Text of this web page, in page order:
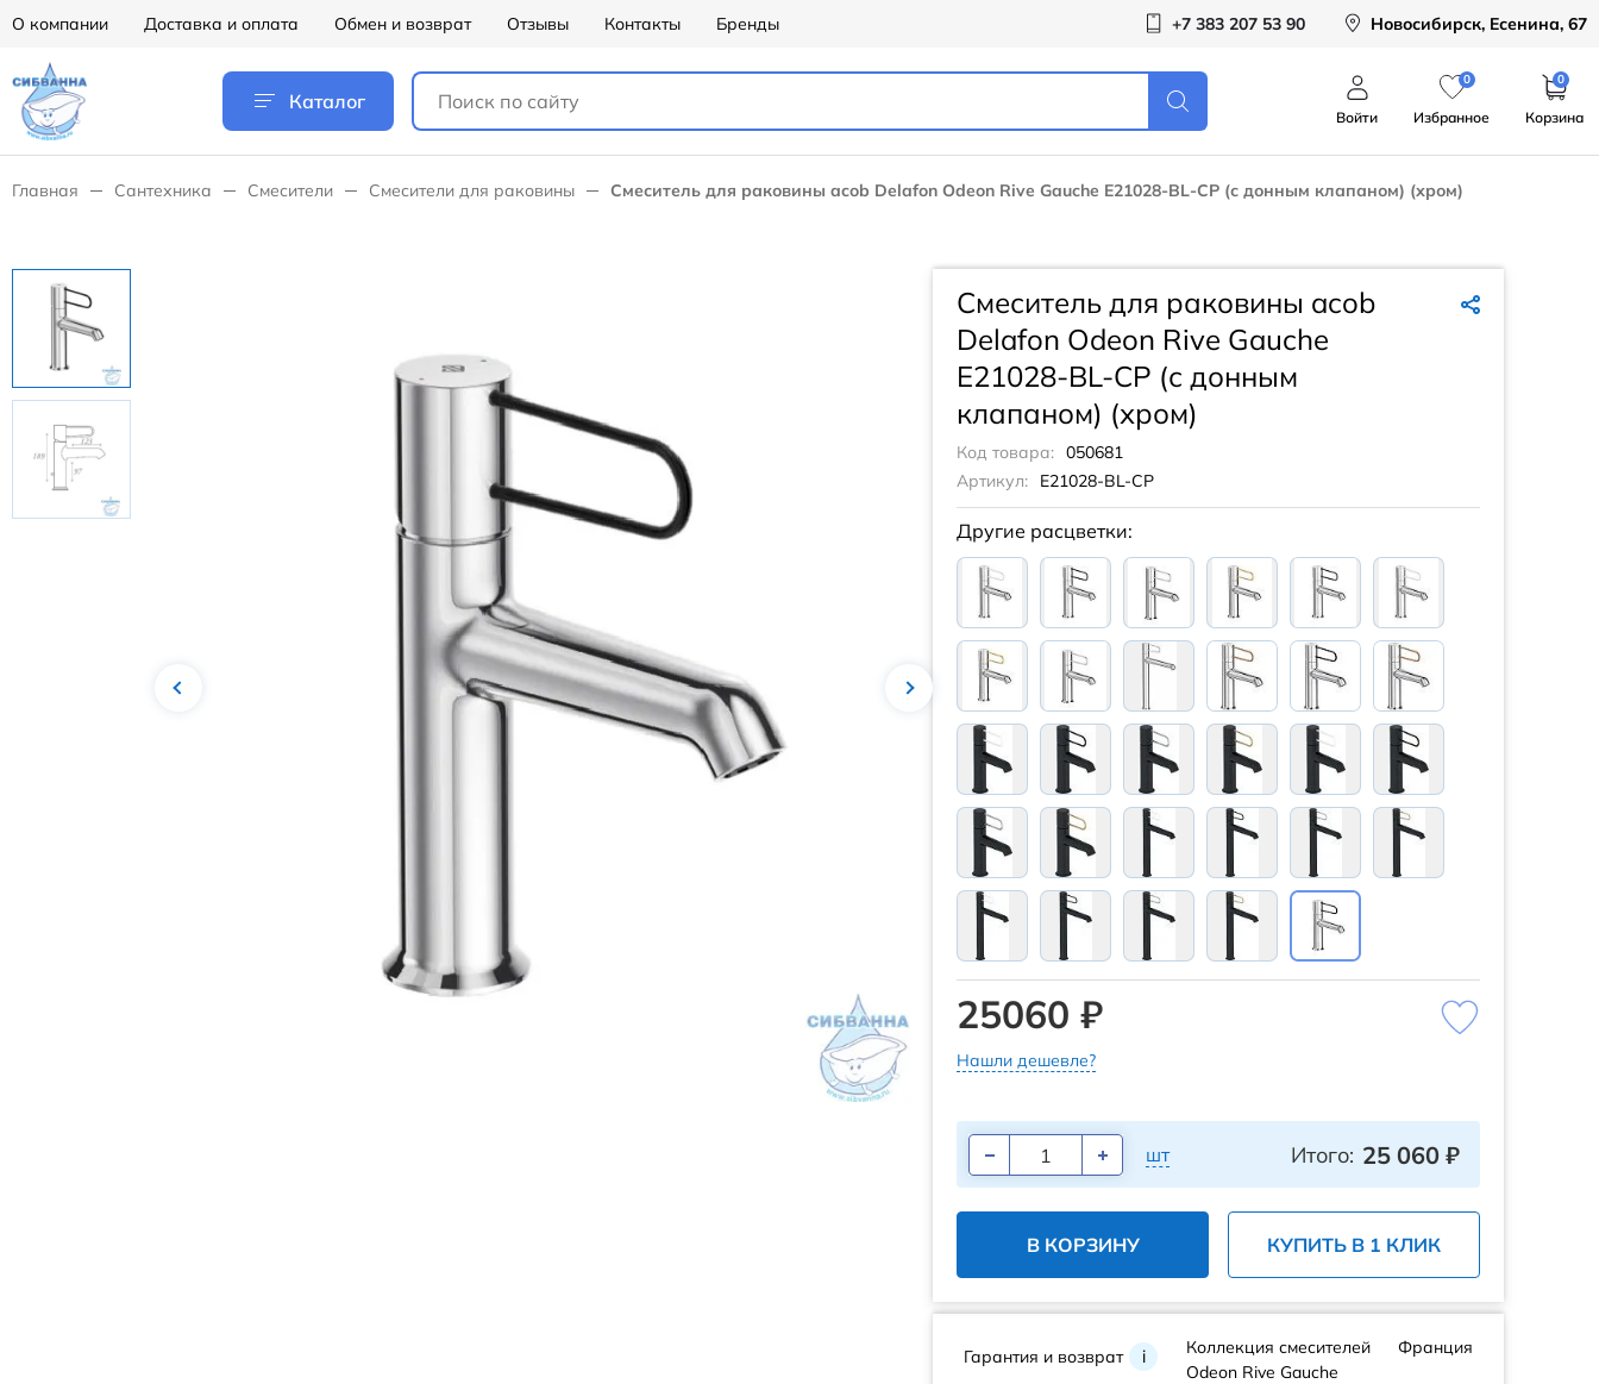
О компании Доставка и оплата Обмен и возврат Отзывы Контакты Бренды +7 383 207 53 90 Новосибирск, Есенина, 67
Каталог
Войти
0
Избранное
0
Корзина
Главная Сантехника Смесители Смесители для раковины Смеситель для раковины acob Delafon Odeon Rive Gauche E21028-BL-CP (с донным клапаном) (хром)
Смеситель для раковины acob
Delafon Odeon Rive Gauche
E21028-BL-CP (с донным
клапаном) (хром)
Код товара: 050681
Артикул:
E21028-BL-CP
Другие расцветки:
25060 ₽
Нашли дешевле?
шт Итого: 25 060 ₽
В КОРЗИНУ КУПИТЬ В 1 КЛИК
Гарантия и возврат i
Коллекция смесителей
Odeon Rive Gauche
Франция